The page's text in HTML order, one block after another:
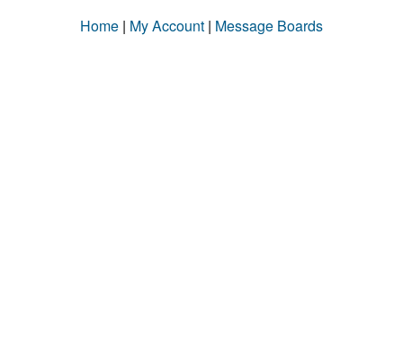
Home | My Account | Message Boards